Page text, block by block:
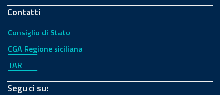
Contatti
Consiglio di Stato
CGA Regione siciliana
TAR
Seguici su: